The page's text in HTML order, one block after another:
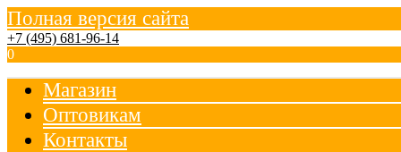
Полная версия сайта
+7 (495) 681-96-14
0
Магазин
Оптовикам
Контакты